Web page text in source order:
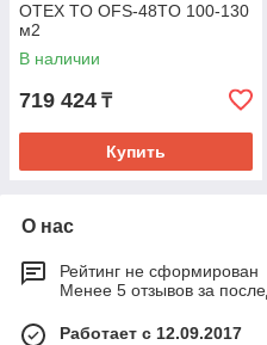
OTEX TO OFS-48TO 100-130
м2
В наличии
719 424 ₸
Купить
О нас
Рейтинг не сформирован
Менее 5 отзывов за
Работает с 12.09.2017